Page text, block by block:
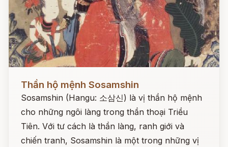
Đọc ngay
Thần hộ mệnh Sosamshin
Sosamshin (Hangu: 소삼신) là vị thần hộ mệnh
cho những ngôi làng trong thần thoại Triều
Tiên. Với tư cách là thần làng, ranh giới và
chiến tranh, Sosamshin là một trong những vị